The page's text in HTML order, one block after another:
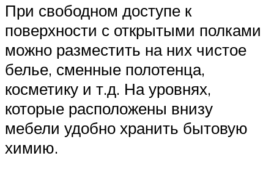
При свободном доступе к
поверхности с открытыми полками
можно разместить на них чистое
белье, сменные полотенца,
косметику и т.д. На уровнях,
которые расположены внизу
мебели удобно хранить бытовую
химию.